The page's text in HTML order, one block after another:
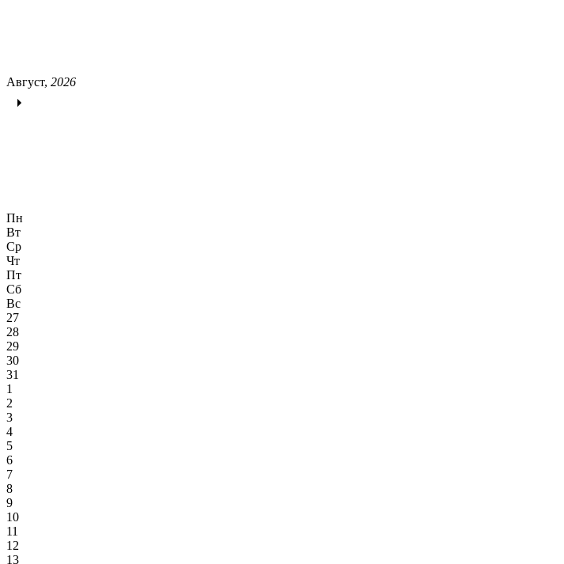
Август, 2026
Пн
Вт
Ср
Чт
Пт
Сб
Вс
27
28
29
30
31
1
2
3
4
5
6
7
8
9
10
11
12
13